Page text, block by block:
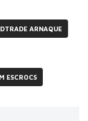
ARNAQUE
ESCROCS